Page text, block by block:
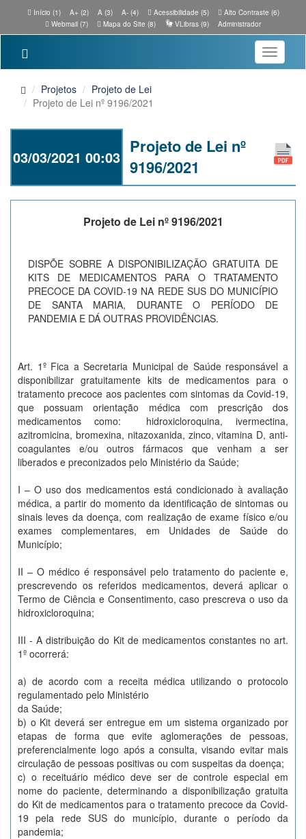
Início (1) A+ (2) A (3) A- (4) Acessibilidade (5)
Alto Contraste (6)
Webmail (7)
Mapa do Site (8) VLibras (9) Administrador
Toggle
Projetos
Projeto de Lei
Projeto de Lei nº 9196/2021
03/03/2021 00:03
Projeto de Lei nº
9196/2021
Projeto de Lei nº 9196/2021
DISPÕE SOBRE A DISPONIBILIZAÇÃO GRATUITA DE
KITS DE MEDICAMENTOS PARA O TRATAMENTO
PRECOCE DA COVID-19 NA REDE SUS DO MUNICÍPIO
DE SANTA MARIA, DURANTE O PERÍODO DE
PANDEMIA E DÁ OUTRAS PROVIDÊNCIAS.
Art. 1º Fica a Secretaria Municipal de Saúde responsável a
disponibilizar gratuitamente kits de medicamentos para o
tratamento precoce aos pacientes com sintomas da Covid-19,
que possuam orientação médica com prescrição dos
medicamentos como: hidroxicloroquina, ivermectina,
azitromicina, bromexina, nitazoxanida, zinco, vitamina D, anti-
coagulantes e/ou outros fármacos que venham a ser
liberados e preconizados pelo Ministério da Saúde;
I – O uso dos medicamentos está condicionado à avaliação
médica, a partir do momento da identificação de sintomas ou
sinais leves da doença, com realização de exame físico e/ou
exames complementares, em Unidades de Saúde do
Município;
II – O médico é responsável pelo tratamento do paciente e,
prescrevendo os referidos medicamentos, deverá aplicar o
Termo de Ciência e Consentimento, caso prescreva o uso da
hidroxicloroquina;
III - A distribuição do Kit de medicamentos constantes no art.
1º ocorrerá:
a) de acordo com a receita médica utilizando o protocolo
regulamentado pelo Ministério
da Saúde;
b) o Kit deverá ser entregue em um sistema organizado por
etapas de forma que evite aglomerações de pessoas,
preferencialmente logo após a consulta, visando evitar mais
circulação de pessoas positivas ou com suspeitas da doença;
c) o receituário médico deve ser de controle especial em
nome do paciente, determinando a disponibilização gratuita
do Kit de medicamentos para o tratamento precoce da Covid-
19 pela rede SUS do município, durante o período da
pandemia;